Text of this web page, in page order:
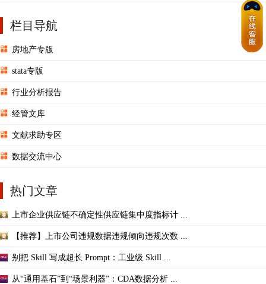
栏目导航
房地产专版
stata专版
行业分析报告
经管文库
文献求助专区
数据交流中心
热门文章
上市企业供应链不确定性供应链集中度指标计 ...
【推荐】上市公司违规数据违规倾向违规次数 ...
别把 Skill 写成超长 Prompt：工业级 Skill ...
从“通用基石”到“场景利器”：CDA数据分析 ...